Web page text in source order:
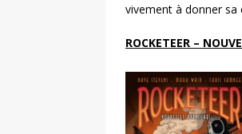
vivement à donner sa
ROCKETEER –